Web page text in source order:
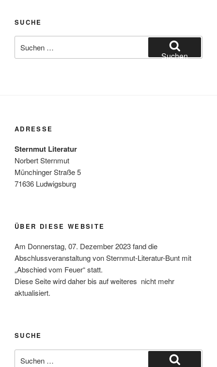
SUCHE
nach:
Suchen
ADRESSE
Sternmut Literatur
Norbert Sternmut
Münchinger Straße 5
71636 Ludwigsburg
ÜBER DIESE WEBSITE
Am Donnerstag, 07. Dezember 2023 fand die
Abschlussveranstaltung von Sternmut-Literatur-Bunt mit
„Abschied vom Feuer“ statt.
Diese Seite wird daher bis auf weiteres nicht mehr
aktualisiert.
SUCHE